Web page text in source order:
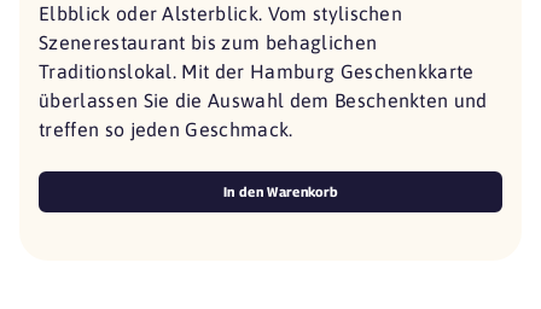
Elbblick oder Alsterblick. Vom stylischen
Szenerestaurant bis zum behaglichen
Traditionslokal. Mit der Hamburg Geschenkkarte
überlassen Sie die Auswahl dem Beschenkten und
treffen so jeden Geschmack.
In den Warenkorb